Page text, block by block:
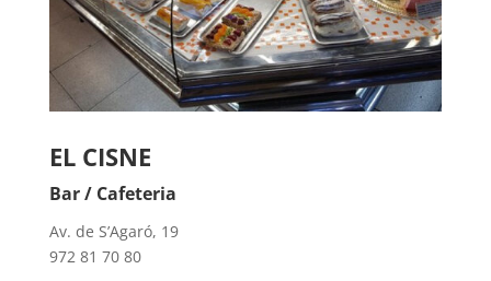
EL CISNE
Bar / Cafeteria
Av. de S’Agaró, 19
972 81 70 80